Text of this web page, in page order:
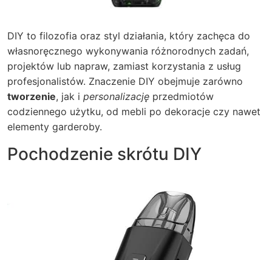
DIY to filozofia oraz styl działania, który zachęca do
własnoręcznego wykonywania różnorodnych zadań,
projektów lub napraw, zamiast korzystania z usług
profesjonalistów. Znaczenie DIY obejmuje zarówno
tworzenie, jak i personalizację przedmiotów
codziennego użytku, od mebli po dekoracje czy nawet
elementy garderoby.
Pochodzenie skrótu DIY